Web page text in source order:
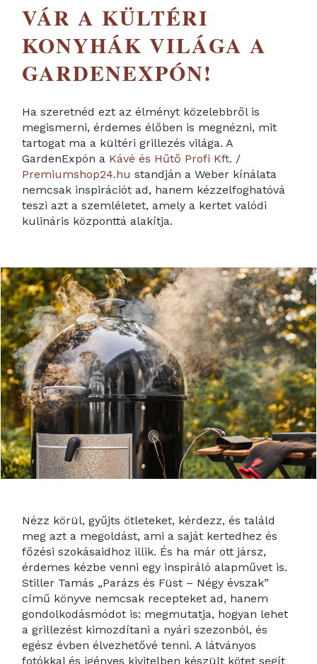
VÁR A KÜLTÉRI
KONYHÁK VILÁGA A
GARDENEXPÓN!
Ha szeretnéd ezt az élményt közelebbről is
megismerni, érdemes élőben is megnézni, mit
tartogat ma a kültéri grillezés világa. A
GardenExpón a Kávé és Hűtő Profi Kft. /
Premiumshop24.hu standján a Weber kínálata
nemcsak inspirációt ad, hanem kézzelfoghatóvá
teszi azt a szemléletet, amely a kertet valódi
kulináris központtá alakítja.
Nézz körül, gyűjts ötleteket, kérdezz, és találd
meg azt a megoldást, ami a saját kertedhez és
főzési szokásaidhoz illik. És ha már ott jársz,
érdemes kézbe venni egy inspiráló alapművet is.
Stiller Tamás „Parázs és Füst – Négy évszak”
című könyve nemcsak recepteket ad, hanem
gondolkodásmódot is: megmutatja, hogyan lehet
a grillezést kimozdítani a nyári szezonból, és
egész évben élvezhetővé tenni. A látványos
fotókkal és igényes kivitelben készült kötet segít